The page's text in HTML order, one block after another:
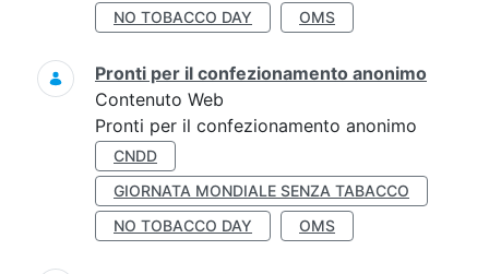
NO TOBACCO DAY
OMS
Pronti per il confezionamento anonimo
Contenuto Web
Pronti per il confezionamento anonimo
CNDD
GIORNATA MONDIALE SENZA TABACCO
NO TOBACCO DAY
OMS